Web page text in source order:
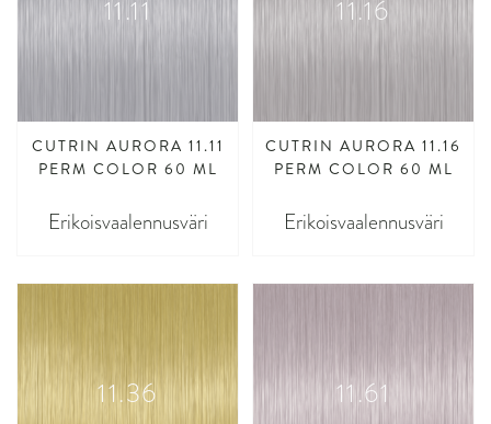
11.11
CUTRIN AURORA 11.11
PERM COLOR 60 ML
Erikoisvaalennusväri
11.16
CUTRIN AURORA 11.16
PERM COLOR 60 ML
Erikoisvaalennusväri
11.36 11.61